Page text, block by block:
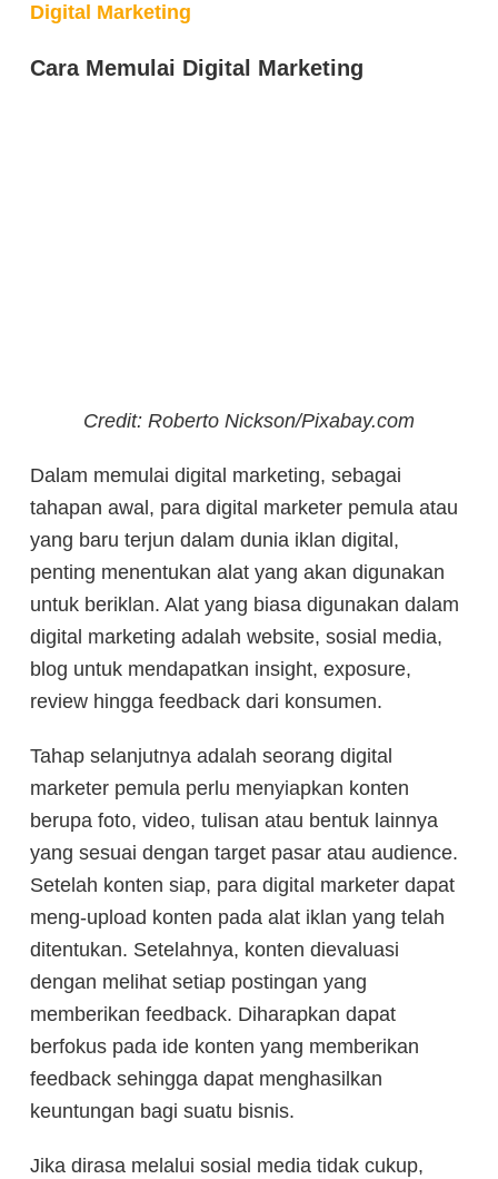
Digital Marketing
Cara Memulai Digital Marketing
Credit: Roberto Nickson/Pixabay.com
Dalam memulai digital marketing, sebagai
tahapan awal, para digital marketer pemula atau
yang baru terjun dalam dunia iklan digital,
penting menentukan alat yang akan digunakan
untuk beriklan. Alat yang biasa digunakan dalam
digital marketing adalah website, sosial media,
blog untuk mendapatkan insight, exposure,
review hingga feedback dari konsumen.
Tahap selanjutnya adalah seorang digital
marketer pemula perlu menyiapkan konten
berupa foto, video, tulisan atau bentuk lainnya
yang sesuai dengan target pasar atau audience.
Setelah konten siap, para digital marketer dapat
meng-upload konten pada alat iklan yang telah
ditentukan. Setelahnya, konten dievaluasi
dengan melihat setiap postingan yang
memberikan feedback. Diharapkan dapat
berfokus pada ide konten yang memberikan
feedback sehingga dapat menghasilkan
keuntungan bagi suatu bisnis.
Jika dirasa melalui sosial media tidak cukup,